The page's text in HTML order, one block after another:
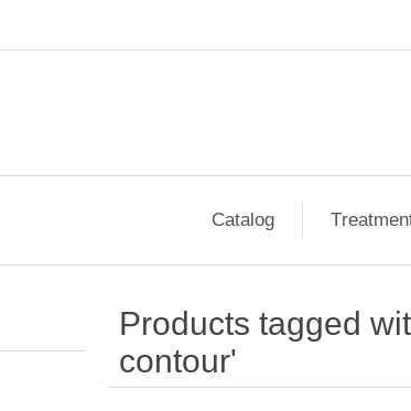
Сatalog
Products tagged
contour'